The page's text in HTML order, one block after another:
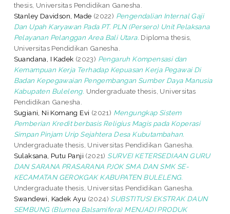
thesis, Universitas Pendidikan Ganesha.
Stanley Davidson, Made (2022) Pengendalian Internal Gaji
Dan Upah Karyawan Pada PT. PLN (Persero) Unit Pelaksana
Pelayanan Pelanggan Area Bali Utara. Diploma thesis,
Universitas Pendidikan Ganesha.
Suandana, I Kadek (2023) Pengaruh Kompensasi dan
Kemampuan Kerja Terhadap Kepuasan Kerja Pegawai Di
Badan Kepegawaian Pengembangan Sumber Daya Manusia
Kabupaten Buleleng. Undergraduate thesis, Universitas
Pendidikan Ganesha.
Sugiani, Ni Komang Evi (2021) Mengungkap Sistem
Pemberian Kredit berbasis Religius Magis pada Koperasi
Simpan Pinjam Urip Sejahtera Desa Kubutambahan.
Undergraduate thesis, Universitas Pendidikan Ganesha.
Sulaksana, Putu Panji (2021) SURVEI KETERSEDIAAN GURU
DAN SARANA PRASARANA PJOK SMA DAN SMK SE-
KECAMATAN GEROKGAK KABUPATEN BULELENG.
Undergraduate thesis, Universitas Pendidikan Ganesha.
Swandewi, Kadek Ayu (2024) SUBSTITUSI EKSTRAK DAUN
SEMBUNG (Blumea Balsamifera) MENJADI PRODUK